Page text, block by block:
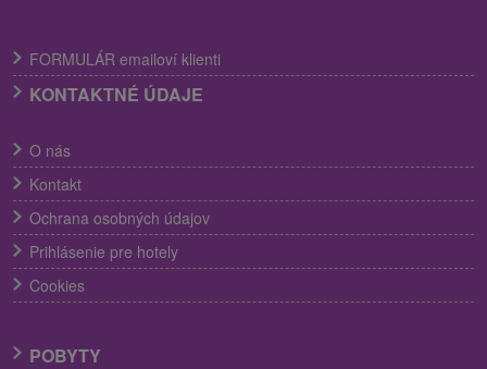
FORMULÁR emailoví klienti
KONTAKTNÉ ÚDAJE
O nás
Kontakt
Ochrana osobných údajov
Prihlásenie pre hotely
Cookies
POBYTY